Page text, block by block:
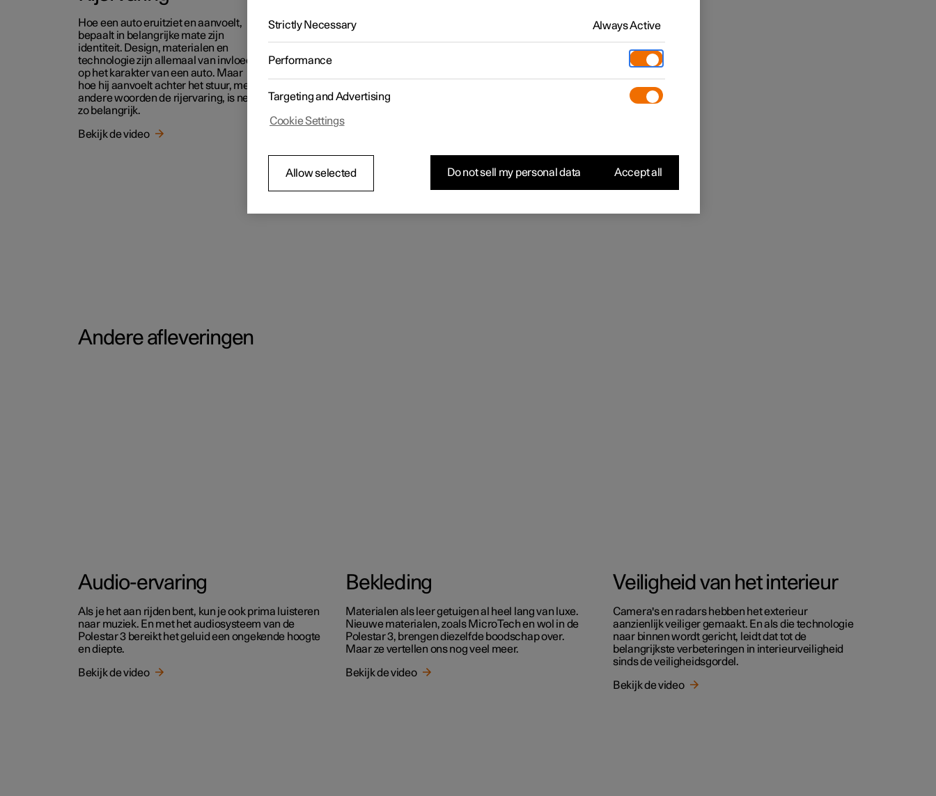
Hoe een auto eruitziet en aanvoelt,
bepaalt in belangrijke mate zijn
identiteit. Design, materialen en
technologie zijn allemaal van invloed
op het karakter van een auto. Maar
hoe hij aanvoelt achter het stuur, met
andere woorden de rijervaring, is net
zo belangrijk.
Bekijk de video
Andere afleveringen
Audio-ervaring
Als je het aan rijden bent, kun je ook prima luisteren
naar muziek. En met het audiosysteem van de
Polestar 3 bereikt het geluid een ongekende hoogte
en diepte.
Bekijk de video
Bekleding
Materialen als leer getuigen al heel lang van luxe.
Nieuwe materialen, zoals MicroTech en wol in de
Polestar 3, brengen diezelfde boodschap over.
Maar ze vertellen ons nog veel meer.
Bekijk de video
Veiligheid van het interieur
Camera's en radars hebben het exterieur
aanzienlijk veiliger gemaakt. En als die technologie
naar binnen wordt gericht, leidt dat tot de
belangrijkste verbeteringen in interieurveiligheid
sinds de veiligheidsgordel.
Bekijk de video
Strictly Necessary Always Active
Performance
Targeting and Advertising
Cookie Settings
Allow selected Do not sell my personal data Accept all